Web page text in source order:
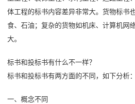
体工程的标书内容差异非常大。货物标书
食、石油；复杂的货物如机床、计算机网
大。
标书和投标书有什么不一样？
标书和投标书有两方面的不同，如下分析：
一、概念不同